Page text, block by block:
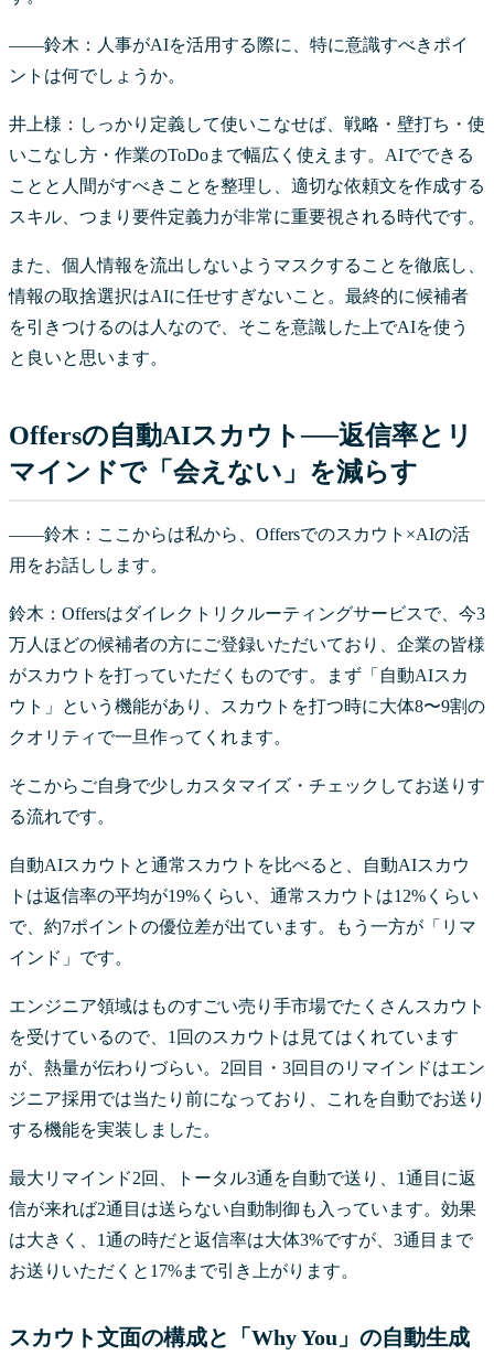
――鈴木：人事がAIを活用する際に、特に意識すべきポイ
ントは何でしょうか。
井上様：しっかり定義して使いこなせば、戦略・壁打ち・使
いこなし方・作業のToDoまで幅広く使えます。AIでできる
ことと人間がすべきことを整理し、適切な依頼文を作成する
スキル、つまり要件定義力が非常に重要視される時代です。
また、個人情報を流出しないようマスクすることを徹底し、
情報の取捨選択はAIに任せすぎないこと。最終的に候補者
を引きつけるのは人なので、そこを意識した上でAIを使う
と良いと思います。
Offersの自動AIスカウト──返信率とリ
マインドで「会えない」を減らす
――鈴木：ここからは私から、Offersでのスカウト×AIの活
用をお話しします。
鈴木：Offersはダイレクトリクルーティングサービスで、今3
万人ほどの候補者の方にご登録いただいており、企業の皆様
がスカウトを打っていただくものです。まず「自動AIスカ
ウト」という機能があり、スカウトを打つ時に大体8〜9割の
クオリティで一旦作ってくれます。
そこからご自身で少しカスタマイズ・チェックしてお送りす
る流れです。
自動AIスカウトと通常スカウトを比べると、自動AIスカウ
トは返信率の平均が19%くらい、通常スカウトは12%くらい
で、約7ポイントの優位差が出ています。もう一方が「リマ
インド」です。
エンジニア領域はものすごい売り手市場でたくさんスカウト
を受けているので、1回のスカウトは見てはくれています
が、熱量が伝わりづらい。2回目・3回目のリマインドはエン
ジニア採用では当たり前になっており、これを自動でお送り
する機能を実装しました。
最大リマインド2回、トータル3通を自動で送り、1通目に返
信が来れば2通目は送らない自動制御も入っています。効果
は大きく、1通の時だと返信率は大体3%ですが、3通目まで
お送りいただくと17%まで引き上がります。
スカウト文面の構成と「Why You」の自動生成